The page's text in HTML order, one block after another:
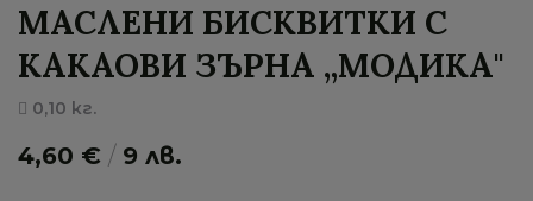
МАСЛЕНИ БИСКВИТКИ С
КАКАОВИ ЗЪРНА „МОДИКА"
0,10 кг.
4,60 € / 9 лв.